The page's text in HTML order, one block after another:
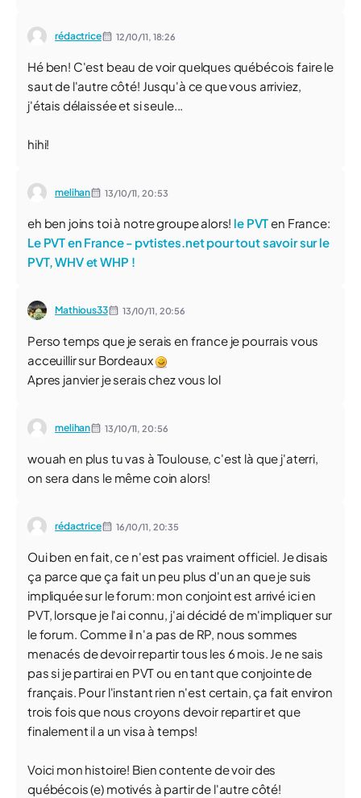
rédactrice 12/10/11, 18:26
Hé ben! C'est beau de voir quelques québécois faire le
saut de l'autre côté! Jusqu'à ce que vous arriviez,
j'étais délaissée et si seule...
hihi!
melihan 13/10/11,20:53
eh ben joins toi à notre groupe alors! le PVTen France:
Le PVT en France - pvtistes.net pour tout savoir sur le
PVT, WHV et WHP !
Mathious33 13/10/11, 20:56
Perso temps que je serais en france je pourrais vous
acceuillir sur Bordeaux
Apres janvier je serais chez vous lol
melihan 13/10/11,20:56
wouah en plus tu vas à Toulouse, c'est là que j'aterri,
on sera dans le même coin alors!
rédactrice 16/10/11, 20:35
Oui ben en fait, ce n'est pas vraiment officiel. Je disais
ça parce que ça fait un peu plus d'un an que je suis
impliquée sur le forum: mon conjoint est arrivé ici en
PVT, lorsque je l'ai connu, j'ai décidé de m'impliquer sur
le forum. Comme il n'a pas de RP, nous sommes
menacés de devoir repartir tous les 6 mois. Je ne sais
pas si je partirai en PVT ou en tant que conjointe de
français. Pour l'instant rien n'est certain, ça fait environ
trois fois que nous croyons devoir repartir et que
finalement il a un visa à temps!
Voici mon histoire! Bien contente de voir des
québécois (e) motivés à partir de l'autre côté!